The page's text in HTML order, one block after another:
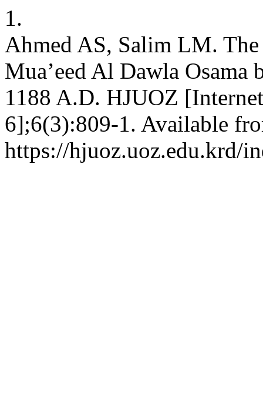
1.
Ahmed AS, Salim LM.
Mua’eed Al Dawla
1188 A.D. HJUOZ
6];6(3):809-1. Available
https://hjuoz.uoz.edu.krd/